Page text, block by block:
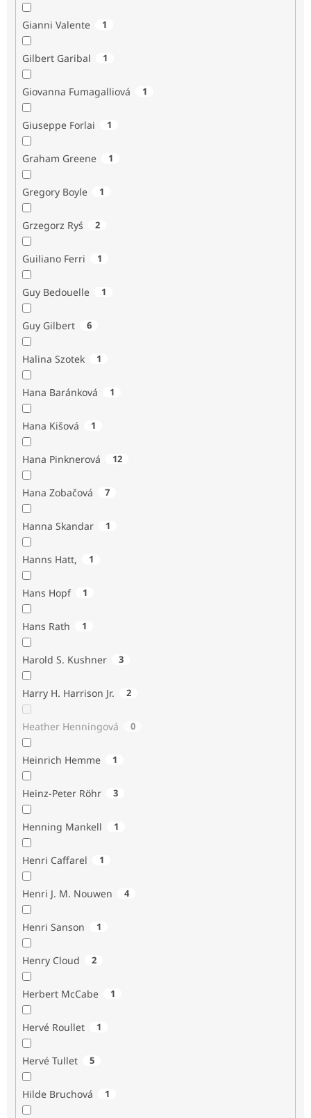
Gianni Valente 1
Gilbert Garibal 1
Giovanna Fumagalliová 1
Giuseppe Forlai 1
Graham Greene 1
Gregory Boyle 1
Grzegorz Ryś 2
Guiliano Ferri 1
Guy Bedouelle 1
Guy Gilbert 6
Halina Szotek 1
Hana Baránková 1
Hana Kišová 1
Hana Pinknerová 12
Hana Zobačová 7
Hanna Skandar 1
Hanns Hatt, 1
Hans Hopf 1
Hans Rath 1
Harold S. Kushner 3
Harry H. Harrison Jr. 2
Heather Henningová 0
Heinrich Hemme 1
Heinz-Peter Röhr 3
Henning Mankell 1
Henri Caffarel 1
Henri J. M. Nouwen 4
Henri Sanson 1
Henry Cloud 2
Herbert McCabe 1
Hervé Roullet 1
Hervé Tullet 5
Hilde Bruchová 1